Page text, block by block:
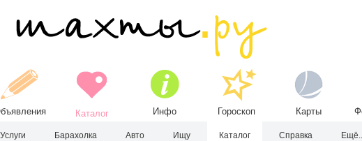
Каталог Инфо Гороскоп Карты
Услуги Барахолка Авто Ищу Каталог Справка